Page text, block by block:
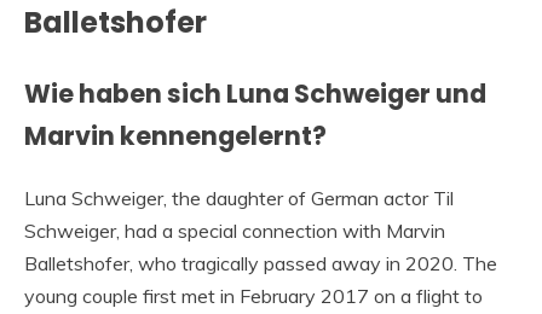
Balletshofer
Wie haben sich Luna Schweiger und
Marvin kennengelernt?
Luna Schweiger, the daughter of German actor Til
Schweiger, had a special connection with Marvin
Balletshofer, who tragically passed away in 2020. The
young couple first met in February 2017 on a flight to